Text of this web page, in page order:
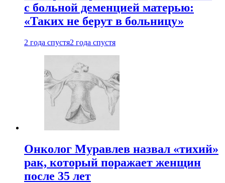
с больной деменцией матерью:
«Таких не берут в больницу»
2 года спустя2 года спустя
Онколог Муравлев назвал «тихий»
рак, который поражает женщин
после 35 лет